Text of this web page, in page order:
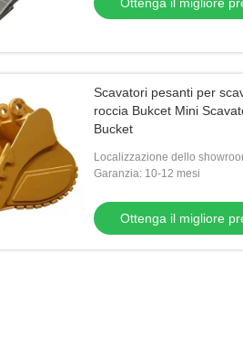
Scavatori pesanti per
roccia Bukcet Mini
Bucket
Localizzazione dello
Nessuna
Garanzia: 10-12 mesi
Ottenga il migliore